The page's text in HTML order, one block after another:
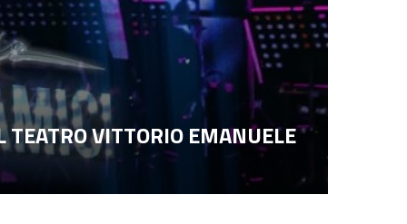
TEATRO VITTORIO EMANUELE